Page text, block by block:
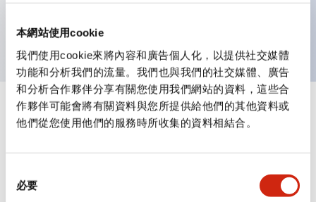
本網站使用cookie
我們使用cookie來將內容和廣告個人化，以提供社交媒體
功能和分析我們的流量。我們也與我們的社交媒體、廣告
和分析合作夥伴分享有關您使用我們網站的資料，這些合
作夥伴可能會將有關資料與您所提供給他們的其他資料或
他們從您使用他們的服務時所收集的資料相結合。
必要
附鎖選擇開關採用高安全性的彈子鎖結構
防護結構為IP65（IEC60529）
規格
環境規範